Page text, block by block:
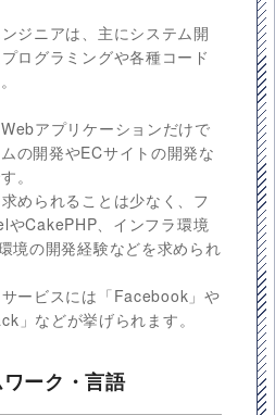
ジニアは、主にシステム開
ログラミングや各種コード
アプリケーションだけで
の開発やECサイトの開発な
。
められることは少なく、フ
やCakePHP、インフラ環境
境の開発経験などを求められ
ービスには「Facebook」や
」などが挙げられます。
ーク・言語